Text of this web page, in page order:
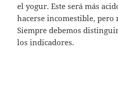
el yogur. Este será más
hacerse incomestible, pero
Siempre debemos
los indicadores.